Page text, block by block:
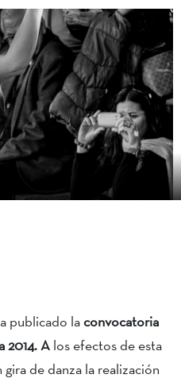
publicado la convocatoria
2014. A los efectos de esta
de danza la realización